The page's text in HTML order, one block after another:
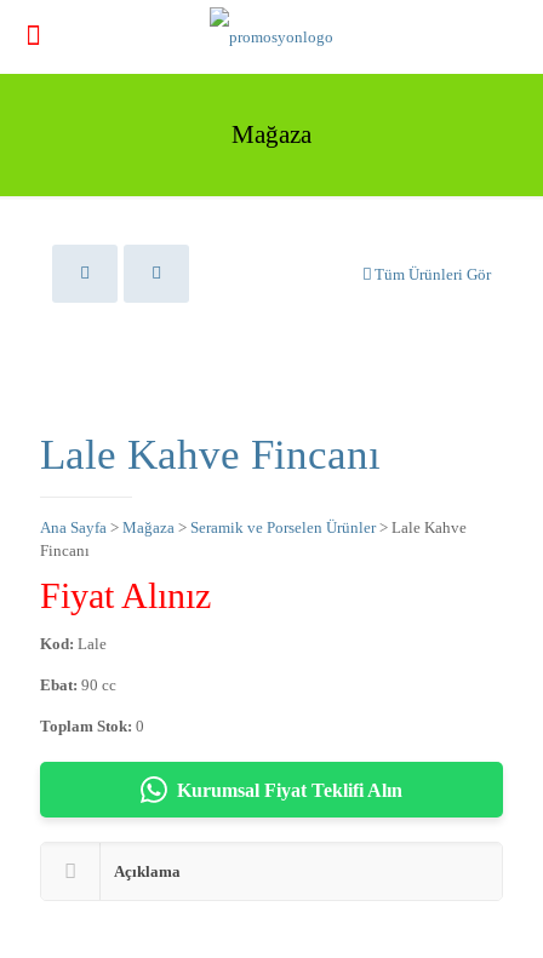
Mağaza
Tüm Ürünleri Gör
Lale Kahve Fincanı
Ana Sayfa > Mağaza > Seramik ve Porselen Ürünler> Lale Kahve
Fincanı
Fiyat Alınız
Kod: Lale
Ebat: 90 cc
Toplam Stok: 0
Kurumsal Fiyat Teklifi Alın
Açıklama